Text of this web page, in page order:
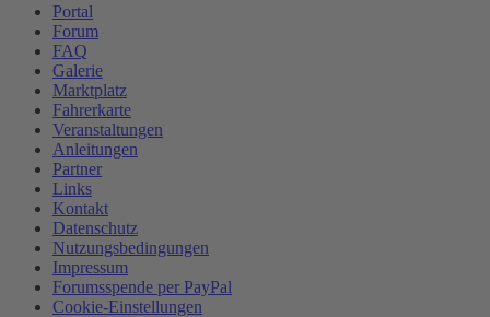
Portal
Forum
FAQ
Galerie
Marktplatz
Fahrerkarte
Veranstaltungen
Anleitungen
Partner
Links
Kontakt
Datenschutz
Nutzungsbedingungen
Impressum
Forumsspende per PayPal
Cookie-Einstellungen